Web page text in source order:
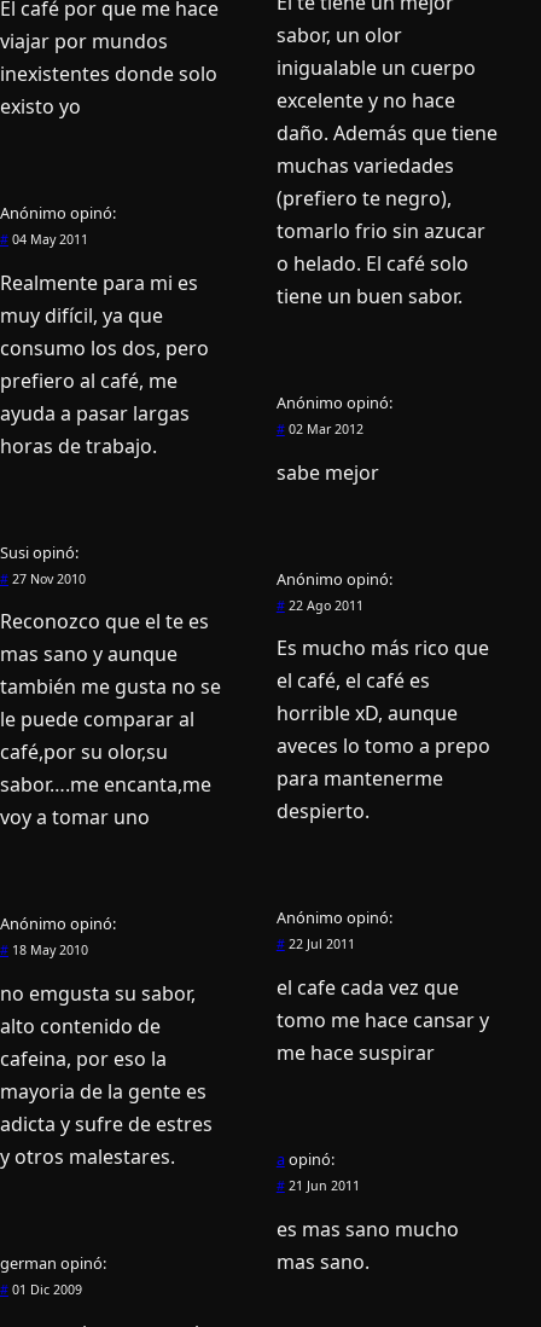
El café por que me hace
viajar por mundos
inexistentes donde solo
existo yo
Anónimo opinó:
# 04 May 2011
Realmente para mi es
muy difí­cil, ya que
consumo los dos, pero
prefiero al café, me
ayuda a pasar largas
horas de trabajo.
Susiopinó:
# 27 Nov 2010
Reconozco que el te es
mas sano y aunque
también me gusta no se
le puede comparar al
café,por su olor,su
sabor….me encanta,me
voy a tomar uno
Anónimo opinó:
# 18 May 2010
no emgusta su sabor,
alto contenido de
cafeina, por eso la
mayoria de la gente es
adicta y sufre de estres
y otros malestares.
german opinó:
# 01 Dic 2009
sabor, un olor
inigualable un cuerpo
excelente y no hace
daño. Además que tiene
muchas variedades
(prefiero te negro),
tomarlo frio sin azucar
o helado. El café solo
tiene un buen sabor.
Anónimo opinó:
#02 Mar 2012
sabe mejor
Anónimo opinó:
#22 Ago 2011
Es mucho más rico que
el café, el café es
horrible xD, aunque
aveces lo tomo a prepo
para mantenerme
despierto.
Anónimo opinó:
#22 Jul 2011
el cafe cada vez que
tomo me hace cansar y
me hace suspirar
aopinó:
#21 Jun 2011
es mas sano mucho
mas sano.